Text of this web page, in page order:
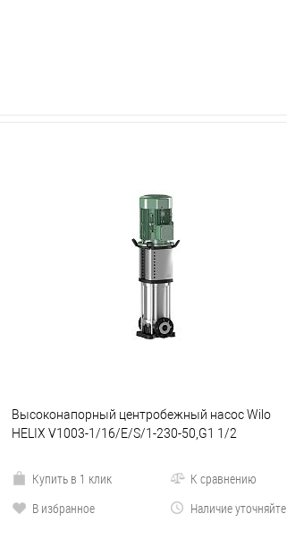
Высоконапорный центробежный насос Wilo
HELIX V1003-1/16/E/S/1-230-50,G1 1/2
Купить в 1 клик
К сравнению
В избранное
Наличие уточняйте